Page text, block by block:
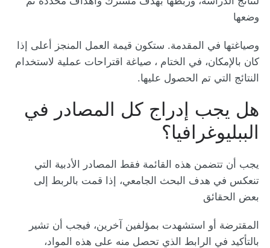
وضعها
وصياغتها في المقدمة. ستكون قيمة العمل المنجز أعلى إذا
كان بالإمكان، في الختام ، صياغة اقتراحات عملية لاستخدام
النتائج التي تم الحصول عليها.
هل يجب إدراج كل المصادر في
الببليوغرافيا؟
يجب أن تتضمن هذه القائمة فقط المصادر الأدبية التي
تنعكس في هدف البحث الجامعي، إذا قمت بالربط إلى
بعض الحقائق
المقترضة أو استشهدت بمؤلفين آخرين، فيجب أن تشير
بالتأكيد في الرابط الذي تحصل منه على هذه المواد،